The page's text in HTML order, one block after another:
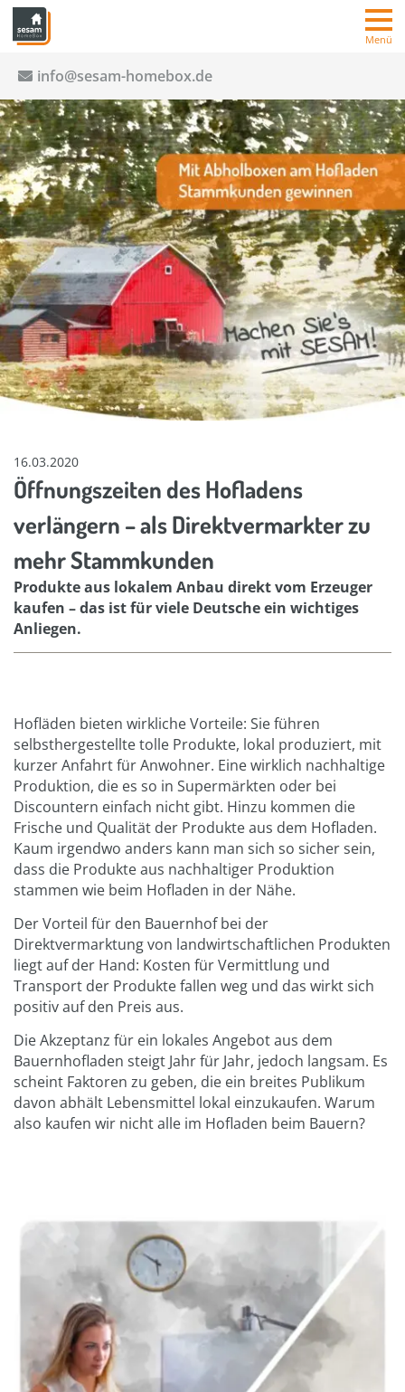
Menü
info@sesam-homebox.de
16.03.2020
Öffnungszeiten des Hofladens
verlängern – als Direktvermarkter zu
mehr Stammkunden
Produkte aus lokalem Anbau direkt vom Erzeuger
kaufen – das ist für viele Deutsche ein wichtiges
Anliegen.
Hofläden bieten wirkliche Vorteile: Sie führen
selbsthergestellte tolle Produkte, lokal produziert, mit
kurzer Anfahrt für Anwohner. Eine wirklich nachhaltige
Produktion, die es so in Supermärkten oder bei
Discountern einfach nicht gibt. Hinzu kommen die
Frische und Qualität der Produkte aus dem Hofladen.
Kaum irgendwo anders kann man sich so sicher sein,
dass die Produkte aus nachhaltiger Produktion
stammen wie beim Hofladen in der Nähe.
Der Vorteil für den Bauernhof bei der
Direktvermarktung von landwirtschaftlichen Produkten
liegt auf der Hand: Kosten für Vermittlung und
Transport der Produkte fallen weg und das wirkt sich
positiv auf den Preis aus.
Die Akzeptanz für ein lokales Angebot aus dem
Bauernhofladen steigt Jahr für Jahr, jedoch langsam. Es
scheint Faktoren zu geben, die ein breites Publikum
davon abhält Lebensmittel lokal einzukaufen. Warum
also kaufen wir nicht alle im Hofladen beim Bauern?